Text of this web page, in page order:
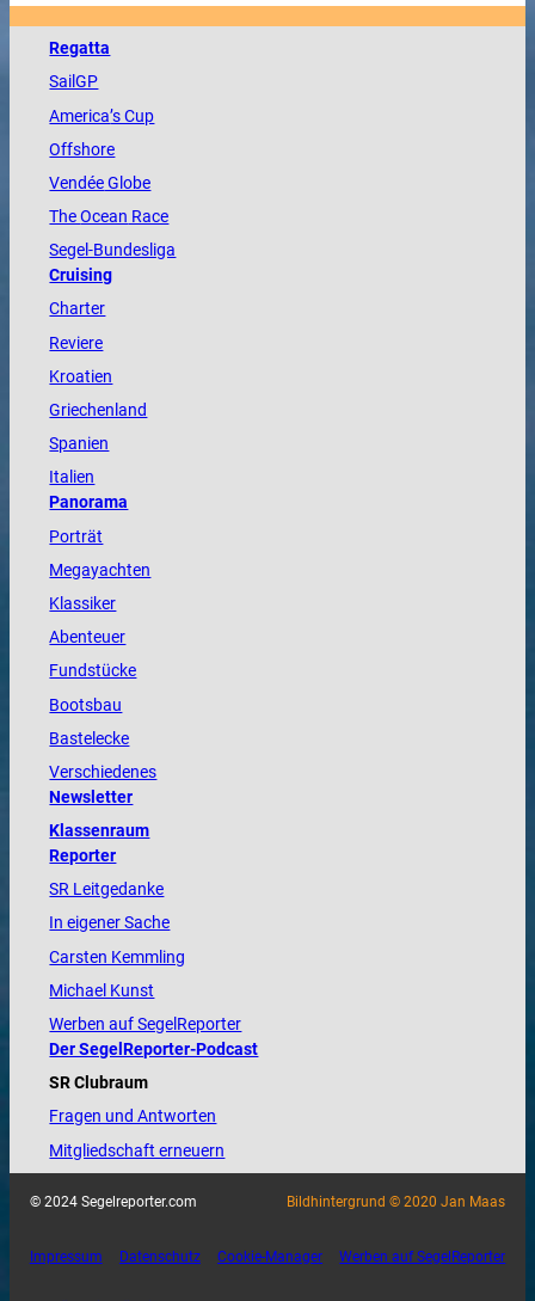
Regatta
SailGP
America’s Cup
Offshore
VendéeGlobe
TheOcean Race
Segel-Bundesliga
Cruising
Charter
Reviere
Kroatien
Griechenland
Spanien
Italien
Panorama
Porträt
Megayachten
Klassiker
Abenteuer
Fundstücke
Bootsbau
Bastelecke
Verschiedenes
Newsletter
Klassenraum
Reporter
SR Leitgedanke
In eigener Sache
Carsten Kemmling
Michael Kunst
Werben auf SegelReporter
Der SegelReporter-Podcast
SR Clubraum
Fragen und Antworten
Mitgliedschaft erneuern
© 2024 Segelreporter.com Bildhintergrund © 2020 Jan Maas
Impressum Datenschutz Cookie-Manager Werben auf SegelReporter